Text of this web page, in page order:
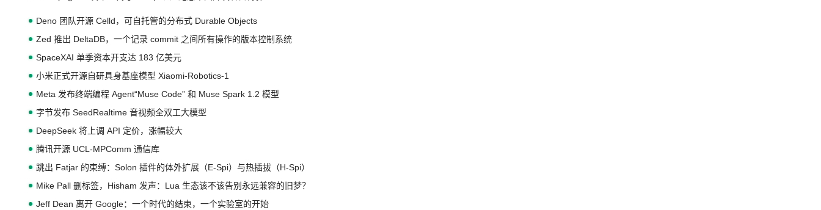
Deno 团队开源 Celld，可自托管的分布式 Durable Objects
Zed 推出 DeltaDB，一个记录 commit 之间所有操作的版本控制系统
SpaceXAI 单季资本开支达 183 亿美元
小米正式开源自研具身基座模型 Xiaomi-Robotics-1
Meta 发布终端编程 Agent“Muse Code” 和 Muse Spark 1.2 模型
字节发布 SeedRealtime 音视频全双工大模型
DeepSeek 将上调 API 定价，涨幅较大
腾讯开源 UCL-MPComm 通信库
跳出 Fatjar 的束缚：Solon 插件的体外扩展（E-Spi）与热插拔（H-Spi）
Mike Pall 删标签，Hisham 发声：Lua 生态该不该告别永远兼容的旧梦？
Jeff Dean 离开 Google：一个时代的结束，一个实验室的开始